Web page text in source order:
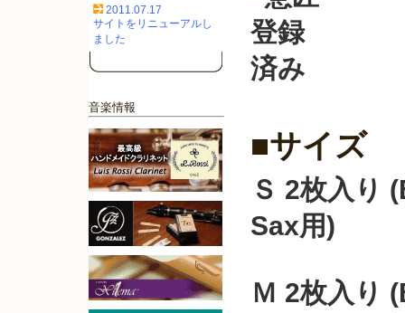
2011.07.17
サイトをリニューアルし
ました
音楽情報
■サイズ
Ｓ 2枚入り
Sax用)
Ｍ 2枚入り